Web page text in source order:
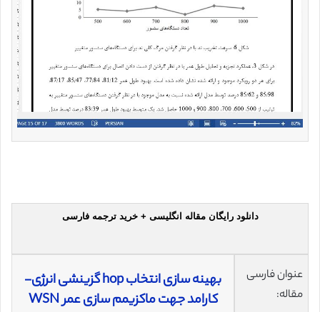
دانلود رایگان مقاله انگلیسی + خرید ترجمه فارسی
عنوان فارسی
مقاله:
بهینه سازی انتخاب hop گزینشی انرژی-
کارامد جهت ماکزیمم سازی عمر WSN